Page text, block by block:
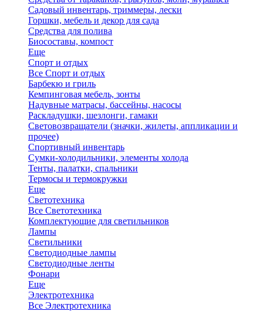
Садовый инвентарь, триммеры, лески
Горшки, мебель и декор для сада
Средства для полива
Биосоставы, компост
Еще
Спорт и отдых
Все Спорт и отдых
Барбекю и гриль
Кемпинговая мебель, зонты
Надувные матрасы, бассейны, насосы
Раскладушки, шезлонги, гамаки
Световозвращатели (значки, жилеты, аппликации и
прочее)
Спортивный инвентарь
Сумки-холодильники, элементы холода
Тенты, палатки, спальники
Термосы и термокружки
Еще
Светотехника
Все Светотехника
Комплектующие для светильников
Лампы
Светильники
Светодиодные лампы
Светодиодные ленты
Фонари
Еще
Электротехника
Все Электротехника